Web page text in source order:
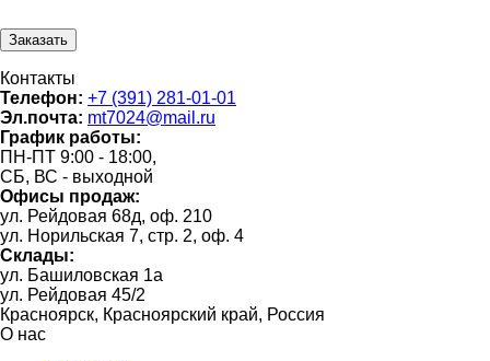
Контакты
Телефон: +7 (391) 281-01-01
Эл.почта: mt7024@mail.ru
График работы:
ПН-ПТ 9:00 - 18:00,
СБ, ВС - выходной
Офисы продаж:
ул. Рейдовая 68д, оф. 210
ул. Норильская 7, стр. 2, оф. 4
Склады:
ул. Башиловская 1а
ул. Рейдовая 45/2
Красноярск, Красноярский край, Россия
О нас